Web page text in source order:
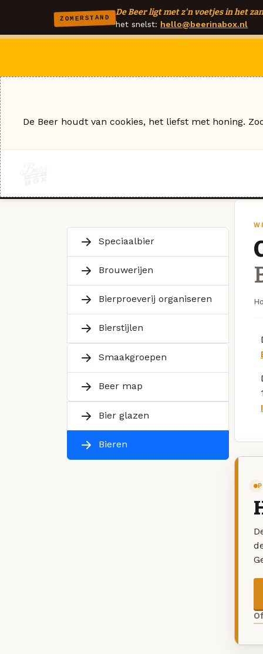
ZOMERSTAND
De Beer ligt met z'n voetjes in het
het snelst: hello@beerinabox.nl
Speciaalbier
Brouwerijen
Bierproeverij organiseren
Bierstijlen
Smaakgroepen
Beer map
Bier glazen
Bieren
De Beer houdt van cookies, het liefst met honing.